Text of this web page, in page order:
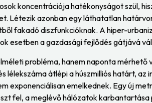
koncentrációja hatékonyságot szül,
Létezik azonban egy láthatatlan
fakadó diszfunkcióknak. A hiper-
esetben a gazdasági fejlődés gátjává
probléma, hanem naponta mérhető
lélekszáma átlépi a húszmilliós határt, az
exponenciálisan emelkednek. Egy új
fel, a meglévő hálózatok karbantartása